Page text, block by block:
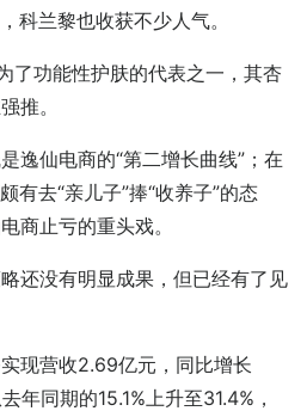
科兰黎也收获不少人气。
了功能性护肤的代表之一，其杏
推。
逸仙电商的“第二增长曲线”；在
有去“亲儿子”捧“收养子”的态
商止亏的重头戏。
还没有明显成果，但已经有了见
现营收2.69亿元，同比增长
年同期的15.1%上升至31.4%，